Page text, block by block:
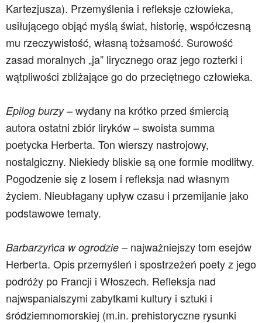
Kartezjusza). Przemyślenia i refleksje człowieka,
usiłującego objąć myślą świat, historię, współczesną
mu rzeczywistość, własną tożsamość. Surowość
zasad moralnych „ja” lirycznego oraz jego rozterki i
wątpliwości zbliżające go do przeciętnego człowieka.
Epilog burzy– wydany na krótko przed śmiercią
autora ostatni zbiór liryków – swoista summa
poetycka Herberta. Ton wierszy nastrojowy,
nostalgiczny. Niekiedy bliskie są one formie modlitwy.
Pogodzenie się z losem i refleksja nad własnym
życiem. Nieubłagany upływ czasu i przemijanie jako
podstawowe tematy.
Barbarzyńca w ogrodzie – najważniejszy tom esejów
Herberta. Opis przemyśleń i spostrzeżeń poety z jego
podróży po Francji i Włoszech. Refleksja nad
najwspanialszymi zabytkami kultury i sztuki i
śródziemnomorskiej (m.in. prehistoryczne rysunki